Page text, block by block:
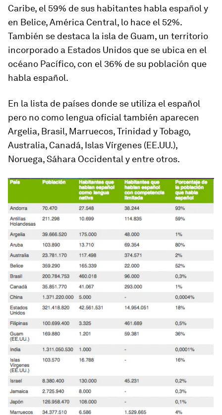
Caribe, el 59% de sus habitantes habla español y
en Belice, América Central, lo hace el 52%.
También se destaca la isla de Guam, un territorio
incorporado a Estados Unidos que se ubica en el
océano Pacífico, con el 36% de su población que
habla español.
En la lista de países donde se utiliza el español
pero no como lengua oficial también aparecen
Argelia, Brasil, Marruecos, Trinidad y Tobago,
Australia, Canadá, Islas Vírgenes (EE.UU.),
Noruega, Sáhara Occidental y entre otros.